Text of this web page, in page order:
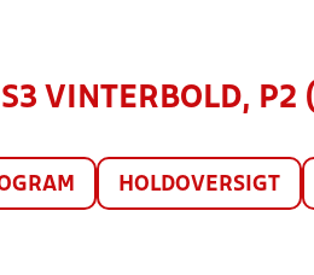
VINTERBOLD,
HOLDOVERSIGT